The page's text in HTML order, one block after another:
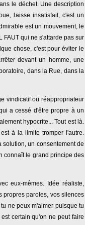
le déchet. Une description
laisse insatisfait, c'est un
est un mouvement, le
qui ne s'attarde pas sur
chose, c'est pour éviter le
devant un homme, une
dans la Rue, dans la
vindicatif ou réappropriateur
a cessé d'être propre à un
hypocrite... Tout est là.
à la limite tromper l'autre.
un consentement de
connaît le grand principe des
eux-mêmes. Idée réaliste,
propres paroles, vos silences
ne peux m'aimer puisque tu
certain qu'on ne peut faire